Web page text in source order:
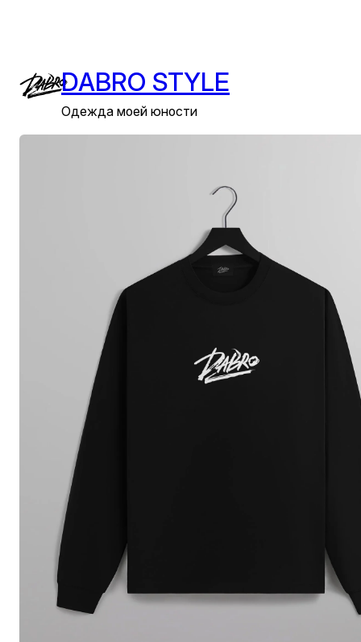
DABRO STYLE
Одежда моей юности